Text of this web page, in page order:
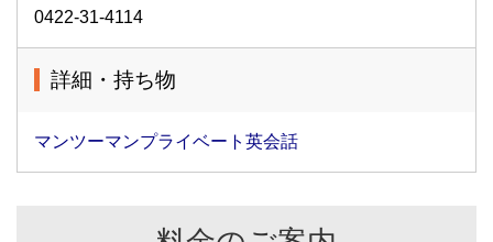
0422-31-4114
詳細・持ち物
マンツーマンプライベート英会話